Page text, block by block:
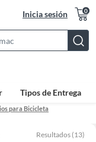
Inicia sesión 0
Bar
Tipos de Entrega
para Bicicleta
Resultados (13)